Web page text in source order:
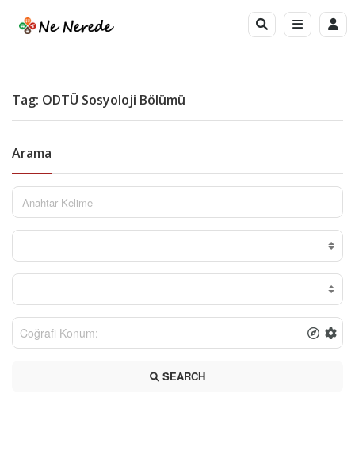
Tag: ODTÜ Sosyoloji Bölümü
Arama
SEARCH